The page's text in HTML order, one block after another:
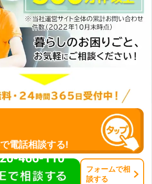
電話相談する!
466-110
フォームで相
談する